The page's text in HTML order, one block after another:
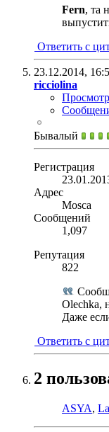
Fern, та
Ответить с
23.12.2014,
ricciolina
Бывалый
Регистрация
Адрес
Mosca
Сообщений
1,097
Репутация
822
Olechka,
Даже
Ответить с
2
ASYA,